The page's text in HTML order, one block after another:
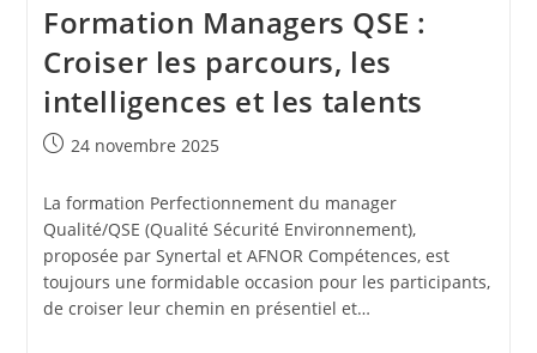
Formation Managers QSE :
Croiser les parcours, les
intelligences et les talents
Publication
24 novembre 2025
La formation Perfectionnement du manager
Qualité/QSE (Qualité Sécurité Environnement),
proposée par Synertal et AFNOR Compétences, est
toujours une formidable occasion pour les participants,
de croiser leur chemin en présentiel et…